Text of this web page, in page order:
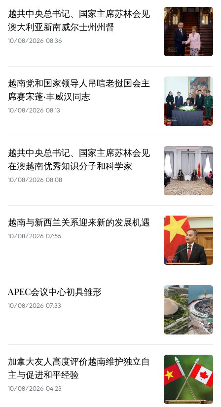
越共中央总书记、国家主席苏林会见
澳大利亚新南威尔士州州督
10/08/2026 08:36
越南党和国家领导人吊唁老挝国会主
席赛宋蓬·丰威汉同志
10/08/2026 08:13
越共中央总书记、国家主席苏林会见
在澳越南优秀知识分子和科学家
10/08/2026 08:08
越南与新西兰关系迎来新的发展机遇
10/08/2026 07:55
APEC会议中心初具雏形
10/08/2026 07:33
加拿大友人高度评价越南维护独立自
主与促进和平经验
10/08/2026 04:23